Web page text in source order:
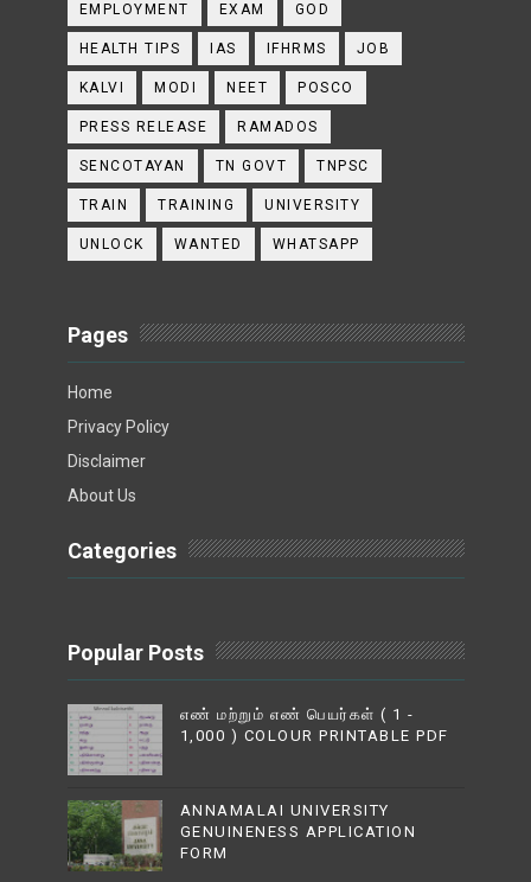
EMPLOYMENT EXAM GOD
HEALTH TIPS IAS IFHRMS JOB
KALVI MODI NEET POSCO
PRESS RELEASE RAMADOS
SENCOTAYAN TN GOVT TNPSC
TRAIN TRAINING UNIVERSITY
UNLOCK WANTED WHATSAPP
Pages
Home
Privacy Policy
Disclaimer
About Us
Categories
Popular Posts
எண் மற்றும் எண் பெயர்கள் ( 1 -
1,000 ) COLOUR PRINTABLE PDF
ANNAMALAI UNIVERSITY
GENUINENESS APPLICATION
FORM